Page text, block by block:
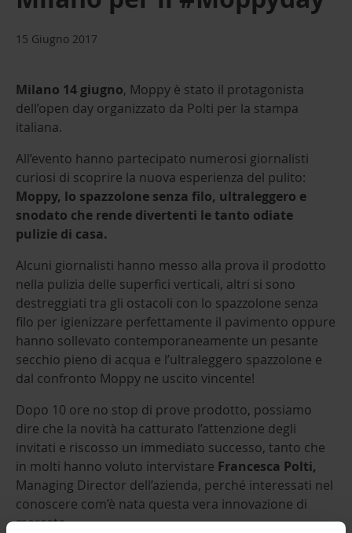
15 Giugno 2017
Milano 14 giugno, Moppy è stato il protagonista
dell’open day organizzato da Polti per la stampa
italiana.
All’evento hanno partecipato numerosi giornalisti
curiosi di scoprire la nuova esperienza del pulito:
Moppy, lo spazzolone senza filo, ultraleggero e
snodato che rende divertenti le tanto odiate
pulizie di casa.
Alcuni giornalisti hanno messo alla prova il prodotto
nella pulizia delle superfici verticali, altri si sono
destreggiati tra gli ostacoli con lo spazzolone senza
filo per igienizzare perfettamente il pavimento oppure
hanno sollevato contemporaneamente un pesante
secchio pieno di acqua e l’ultraleggero spazzolone e
dal confronto Moppy ne uscito vincente!
Dopo 10 ore no stop di prove prodotto, possiamo
dire che la novità ha catturato l’attenzione degli
invitati e riscosso un immediato successo, tanto che
in molti hanno voluto intervistare Francesca Polti,
Managing Director dell’azienda, perché interessati nel
conoscere com’è nata questa vera innovazione di
mercato.